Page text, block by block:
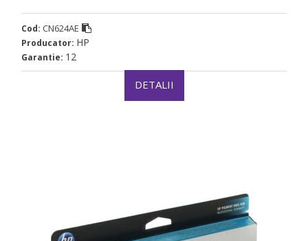
Cod: CN624AE
Producator: HP
Garantie: 12
DETALII